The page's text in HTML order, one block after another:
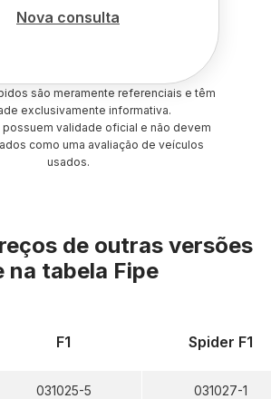
Nova consulta
são meramente referenciais e têm
exclusivamente informativa.
possuem validade oficial e não devem
como uma avaliação de veículos
usados.
de outras versões
na tabela Fipe
F1
031025-5
Spider F1
031027-1